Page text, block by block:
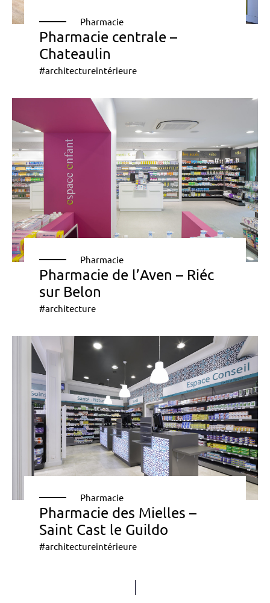
Pharmacie
#architectureintérieure
Pharmacie centrale –
Chateaulin
Pharmacie
#architecture
Pharmacie de l’Aven – Riéc
sur Belon
Pharmacie
#architectureintérieure
Pharmacie des Mielles –
Saint Cast le Guildo